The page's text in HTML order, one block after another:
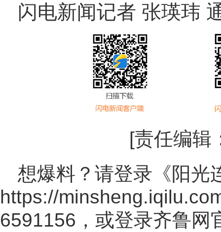
闪电新闻记者 张瑛玮
[责任编辑
想爆料？请登录《阳光
https://
6591156，或登录齐鲁网